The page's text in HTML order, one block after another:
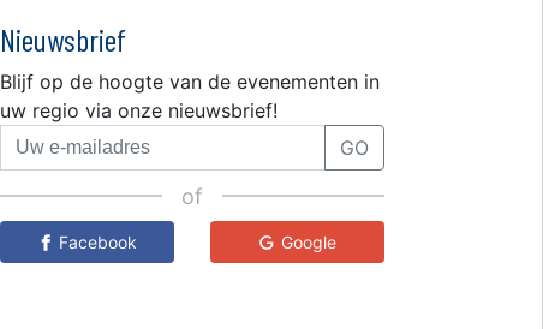
Nieuwsbrief
Blijf op de hoogte van de evenementen in
uw regio via onze nieuwsbrief!
GO
of
Facebook Google